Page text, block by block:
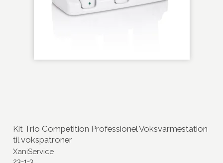
Kit Trio Competition Professionel Voksvarmestation
til vokspatroner
XaniService